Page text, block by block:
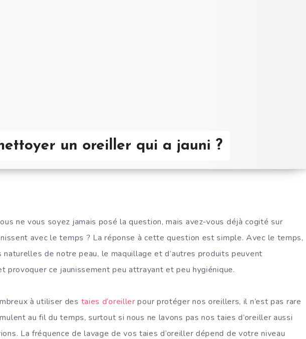
un oreiller qui a jauni ?
ne vous soyez jamais posé la question, mais avez-vous déjà cogité sur
avec le temps ? La réponse à cette question est simple. Avec le temps,
de notre peau, le maquillage et d’autres produits peuvent
provoquer ce jaunissement peu attrayant et peu hygiénique.
à utiliser des taies d’oreiller pour protéger nos oreillers, il n’est pas rare
au fil du temps, surtout si nous ne lavons pas nos taies d’oreiller aussi
La fréquence de lavage de vos taies d’oreiller dépend de votre niveau